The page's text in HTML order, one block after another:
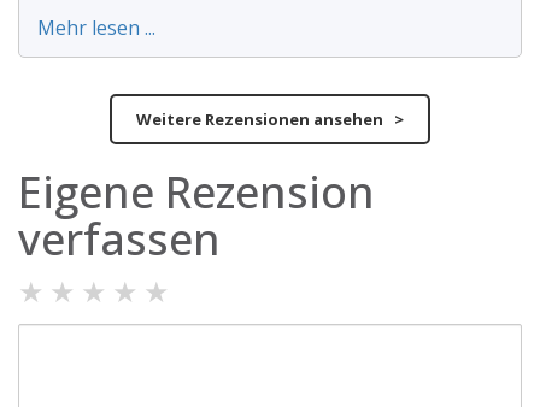
Mehr lesen ...
Weitere Rezensionen ansehen >
Eigene Rezension
verfassen
★ ★ ★ ★ ★